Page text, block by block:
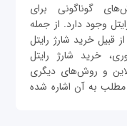
گوناگونی برای
وجود دارد. از جمله
قبیل خرید شارژ رایتل
خرید شارژ رایتل
و روش‌های دیگری
مطلب به آن اشاره شده